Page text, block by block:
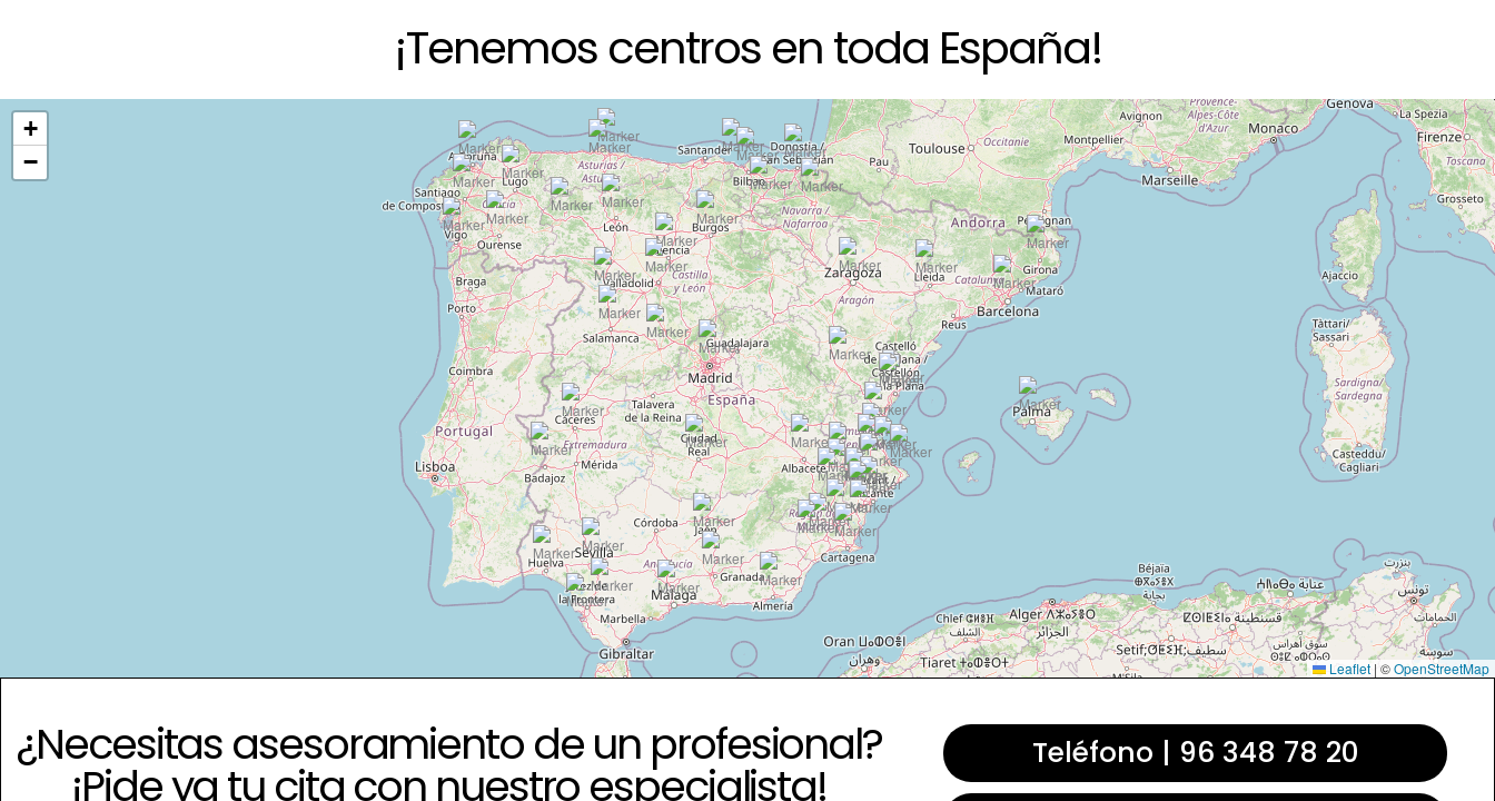
¡Tenemos centros en toda España!
+
−
Leaflet | ©OpenStreetMap
¿Necesitas asesoramiento de un profesional?
¡Pide ya tu cita con nuestro especialista!
Teléfono | 96 348 78 20